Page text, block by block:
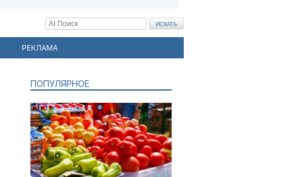
РЕКЛАМА
ПОПУЛЯРНОЕ